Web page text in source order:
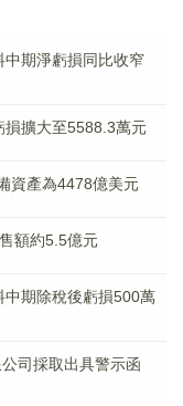
中期淨虧損同比收窄
擴大至5588.3萬元
資產為4478億美元
額約5.5億元
中期除稅後虧損500萬
司採取出具警示函